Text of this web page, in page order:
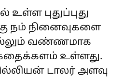
புதுப்புது
நம் நினைவுகளை
வண்ணமாக
உள்ளது.
டாலர் அளவு